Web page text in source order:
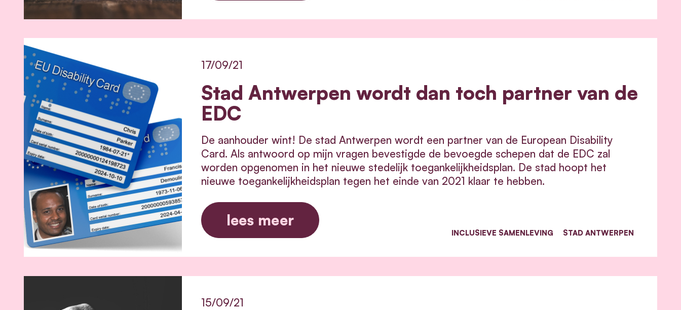
Stad Antwerpen wordt dan toch partner van de
EDC
17/09/21
De aanhouder wint! De stad Antwerpen wordt een partner van de European Disability
Card. Als antwoord op mijn vragen bevestigde de bevoegde schepen dat de EDC zal
worden opgenomen in het nieuwe stedelijk toegankelijkheidsplan. De stad hoopt het
nieuwe toegankelijkheidsplan tegen het einde van 2021 klaar te hebben.
lees meer
INCLUSIEVE SAMENLEVING STAD ANTWERPEN
15/09/21